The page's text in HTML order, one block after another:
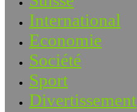
International
Economie
Société
Sport
Divertissement